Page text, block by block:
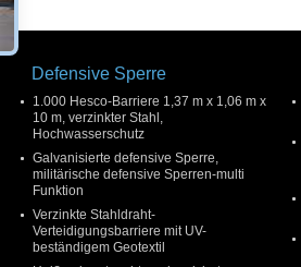
Defensive Sperre
1.000 Hesco-Barriere 1,37 m x 1,06 m x
10 m, verzinkter Stahl,
Hochwasserschutz
Galvanisierte defensive Sperre,
militärische defensive Sperren-multi
Funktion
Verzinkte Stahldraht-
Verteidigungsbarriere mit UV-
beständigem Geotextil